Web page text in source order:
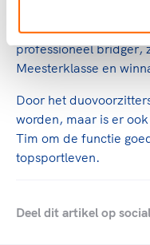
2026 opgevolgd door
olympisch kampioen
professioneel bridger,
Meesterklasse en
Door het
worden, maar is er
Tim om de functie
topsportleven.
Deel dit artikel op